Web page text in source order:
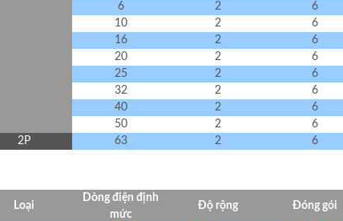
6 2 6
10
2 6
16
2 6
20
2 6
25
2 6
32
2 6
40
2 6
50
2 6
2P
63 2 6
Loại
Dòng điện định
mức
Độ rộng Đóng gói